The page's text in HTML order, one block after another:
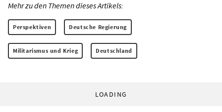
Mehr zu den Themen dieses Artikels:
Perspektiven Deutsche Regierung
Militarismus und Krieg Deutschland
LOADING